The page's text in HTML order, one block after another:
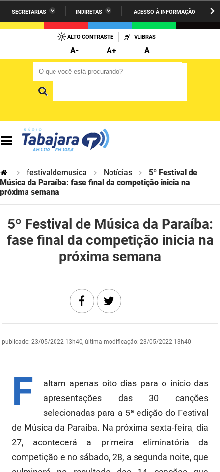
PARA
CONTEÚDO
SECRETARIAS INDIRETAS ACESSO À INFORMAÇÃO
Administração Penitenciária
Agricultura Familiar e Desenvolvimento do Semiárido
Casa Civil do Governador
Ciência, Tecnologia, Inovação e Ensino Superior
Comunicação Institucional
Controladoria Geral do Estado
Cultura
Desenvolvimento e da Articulação Municipal
Desenvolvimento Humano
Secretaria de Governo
Juventude, Esporte e Lazer
Meio Ambiente e Sustentabilidade
Mulher e da Diversidade Humana
ARPB
Codata
Companhia Docas
DER
FAC
Fundação Casa de José Américo
FUNAD
FUNDAC
ALTO CONTRASTE VLIBRAS
A- A+
A
O que você está procurando?
festivaldemusica Notícias
5º Festival de
Música da Paraíba: fase final da competição inicia na
próxima semana
5º Festival de Música da Paraíba:
fase final da competição inicia na
próxima semana
publicado: 23/05/2022 13h40, última modificação: 23/05/2022 13h40
F
altam apenas oito dias para o início das
apresentações das 30 canções
selecionadas para a 5ª edição do Festival
de Música da Paraíba. Na próxima sexta-feira, dia
27, acontecerá a primeira eliminatória da
competição e no sábado, 28, a segunda noite, que